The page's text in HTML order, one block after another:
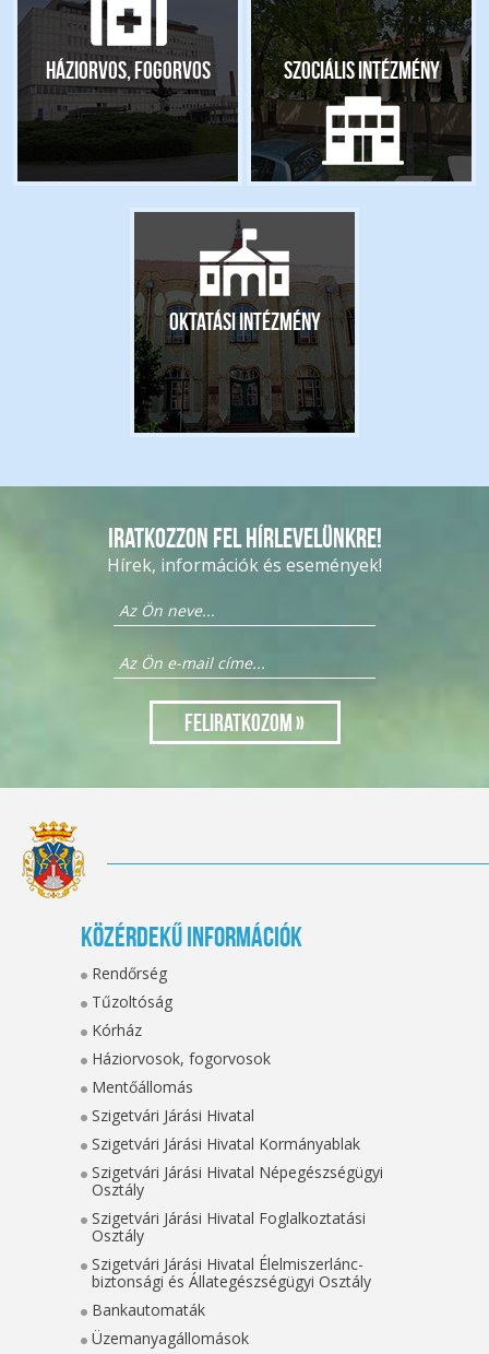
Háziorvos, fogorvos Szociális intézmény
Oktatási intézmény
Iratkozzon fel hírlevelünkre!
Hírek, információk és események!
Közérdekű információk
Rendőrség
Tűzoltóság
Kórház
Háziorvosok, fogorvosok
Mentőállomás
Szigetvári Járási Hivatal
Szigetvári Járási Hivatal Kormányablak
Szigetvári Járási Hivatal Népegészségügyi
Osztály
Szigetvári Járási Hivatal Foglalkoztatási
Osztály
Szigetvári Járási Hivatal Élelmiszerlánc-
biztonsági és Állategészségügyi Osztály
Bankautomaták
Üzemanyagállomások